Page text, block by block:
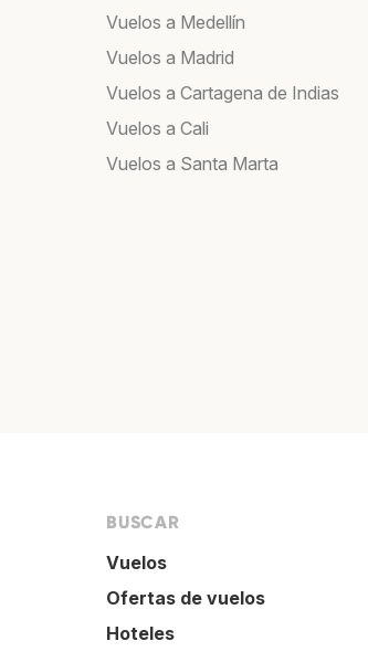
Vuelos a Medellín
Vuelos a Madrid
Vuelos a Cartagena de Indias
Vuelos a Cali
Vuelos a Santa Marta
BUSCAR
Vuelos
Ofertas de vuelos
Hoteles